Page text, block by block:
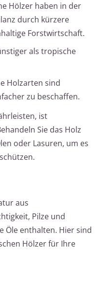
Hölzer haben in der
durch kürzere
Forstwirtschaft.
als tropische
Holzarten sind
zu beschaffen.
ist
Sie das Holz
oder Lasuren, um es
aus
Pilze und
Öle enthalten. Hier sind
Hölzer für Ihre